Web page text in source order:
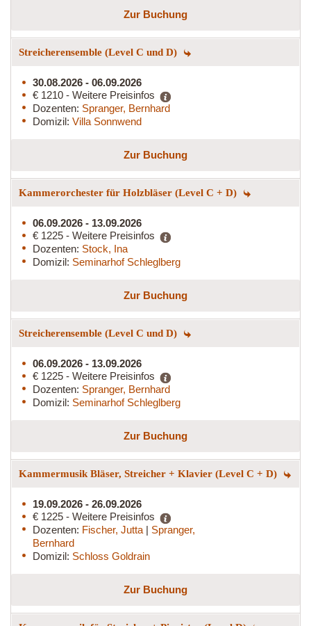
Zur Buchung
Streicherensemble (Level C und D)
30.08.2026 - 06.09.2026
€ 1210 - Weitere Preisinfos
Dozenten: Spranger, Bernhard
Domizil: Villa Sonnwend
Zur Buchung
Kammerorchester für Holzbläser (Level C + D)
06.09.2026 - 13.09.2026
€ 1225 - Weitere Preisinfos
Dozenten: Stock, Ina
Domizil: Seminarhof Schleglberg
Zur Buchung
Streicherensemble (Level C und D)
06.09.2026 - 13.09.2026
€ 1225 - Weitere Preisinfos
Dozenten: Spranger, Bernhard
Domizil: Seminarhof Schleglberg
Zur Buchung
Kammermusik Bläser, Streicher + Klavier (Level C + D)
19.09.2026 - 26.09.2026
€ 1225 - Weitere Preisinfos
Dozenten: Fischer, Jutta | Spranger,
Bernhard
Domizil: Schloss Goldrain
Zur Buchung